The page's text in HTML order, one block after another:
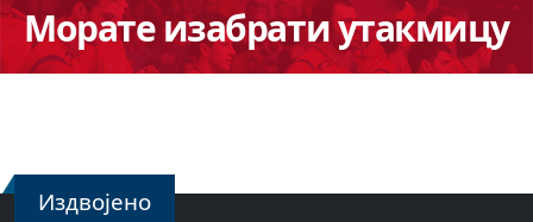
Морате изабрати утакмицу
Издвојено